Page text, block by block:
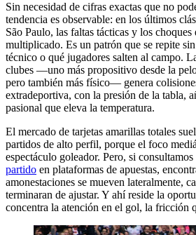
Sin necesidad de cifras exactas que no
tendencia es observable: en los últimos
São Paulo, las faltas tácticas y los
multiplicado. Es un patrón que se repite
técnico o qué jugadores salten al campo.
clubes —uno más propositivo desde la
pero también más físico— genera
extradeportiva, con la presión de la tabla,
pasional que eleva la temperatura.
El mercado de tarjetas amarillas totales
partidos de alto perfil, porque el foco
espectáculo goleador. Pero, si
partido en plataformas de apuestas,
amonestaciones se mueven lateralmente,
terminaran de ajustar. Y ahí reside la
concentra la atención en el gol, la fricción